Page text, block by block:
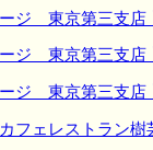
ジ 東京第三支店
ジ 東京第三支店
ジ 東京第三支店
ェレストラン樹